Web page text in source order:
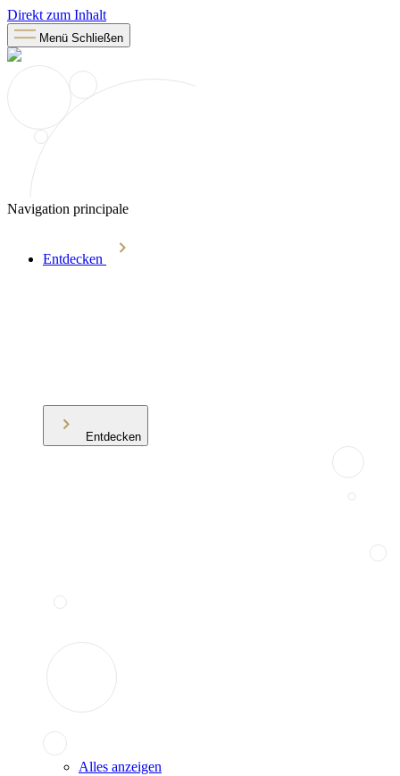
Direkt zum Inhalt
Menü Schließen
Navigation principale
Entdecken
Entdecken
Alles anzeigen